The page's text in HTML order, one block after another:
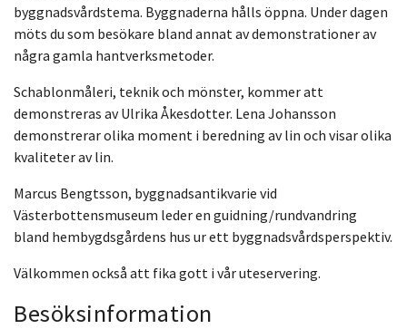
byggnadsvårdstema. Byggnaderna hålls öppna. Under dagen
möts du som besökare bland annat av demonstrationer av
några gamla hantverksmetoder.
Schablonmåleri, teknik och mönster, kommer att
demonstreras av Ulrika Åkesdotter. Lena Johansson
demonstrerar olika moment i beredning av lin och visar olika
kvaliteter av lin.
Marcus Bengtsson, byggnadsantikvarie vid
Västerbottensmuseum leder en guidning/rundvandring
bland hembygdsgårdens hus ur ett byggnadsvårdsperspektiv.
Välkommen också att fika gott i vår uteservering.
Besöksinformation